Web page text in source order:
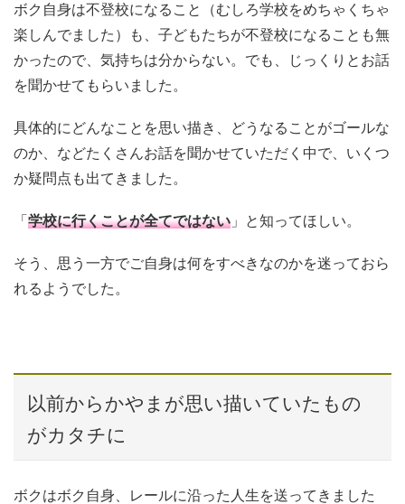
ボク自身は不登校になること（むしろ学校をめちゃくちゃ
楽しんでました）も、子どもたちが不登校になることも無
かったので、気持ちは分からない。でも、じっくりとお話
を聞かせてもらいました。
具体的にどんなことを思い描き、どうなることがゴールな
のか、などたくさんお話を聞かせていただく中で、いくつ
か疑問点も出てきました。
「 学校に行くことが全てではない 」と知ってほしい。
そう、思う一方でご自身は何をすべきなのかを迷っておら
れるようでした。
以前からかやまが思い描いていたもの
がカタチに
ボクはボク自身、レールに沿った人生を送ってきました